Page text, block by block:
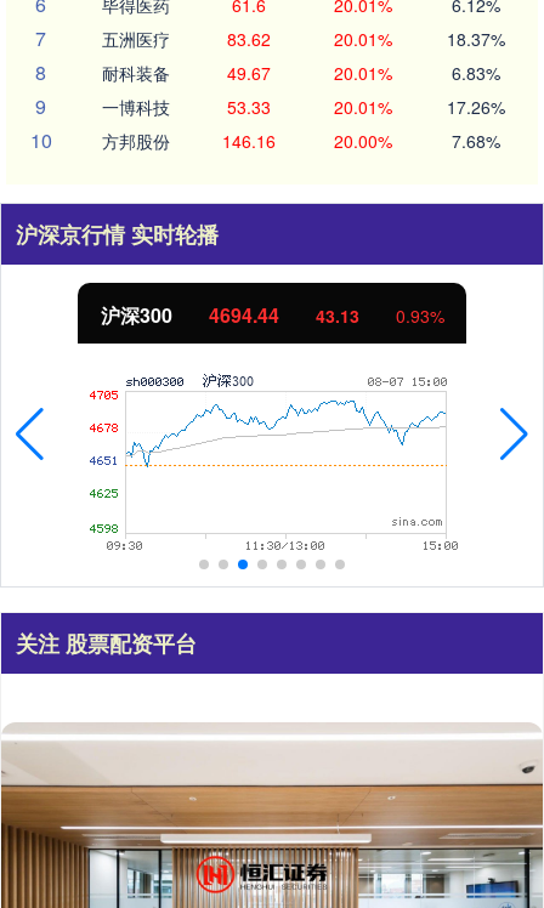
毕得医药 61.6 20.01% 6.12%
7 五洲医疗 83.62 20.01% 18.37%
8 耐科装备 49.67 20.01% 6.83%
9 一博科技 53.33 20.01% 17.26%
10 方邦股份 146.16 20.00% 7.68%
沪深京行情 实时轮播
北证50 1134.24 11.37 1.01%
关注 股票配资平台